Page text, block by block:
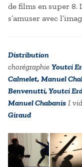
de films en super 8.
s’amuser avec
Distribution
chorégraphie Youtci
Calmelet, Manuel
Benvenutti, Youtci
Manuel Chabanis I
Giraud